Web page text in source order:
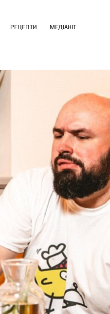
РЕЦЕПТИ МЕДІАКІТ